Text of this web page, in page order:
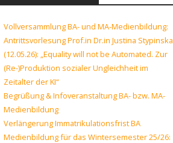
Vollversammlung BA- und MA-Medienbildung:
Antrittsvorlesung Prof.in Dr.in Justina Stypinska
(12.05.26): „Equality will not be Automated. Zur
(Re-)Produktion sozialer Ungleichheit im
Zeitalter der KI“
Begrüßung & Infoveranstaltung BA- bzw. MA-
Medienbildung
Verlängerung Immatrikulationsfrist BA
Medienbildung für das Wintersemester 25/26: